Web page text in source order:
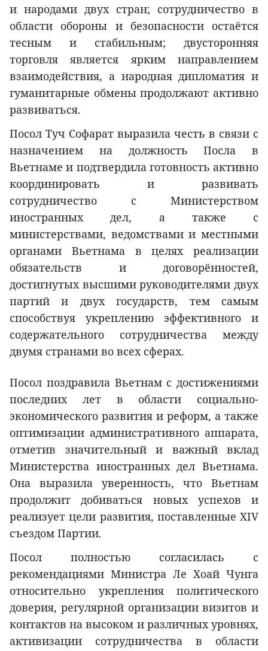
и народами двух стран; сотрудничество в
области обороны и безопасности остаётся
тесным и стабильным; двусторонняя
торговля является ярким направлением
взаимодействия, а народная дипломатия и
гуманитарные обмены продолжают активно
развиваться.
Посол Туч Софарат выразила честь в связи с
назначением на должность Посла в
Вьетнаме и подтвердила готовность активно
координировать и развивать
сотрудничество с Министерством
иностранных дел, а также с
министерствами, ведомствами и местными
органами Вьетнама в целях реализации
обязательств и договорённостей,
достигнутых высшими руководителями двух
партий и двух государств, тем самым
способствуя укреплению эффективного и
содержательного сотрудничества между
двумя странами во всех сферах.
Посол поздравила Вьетнам с достижениями
последних лет в области социально-
экономического развития и реформ, а также
оптимизации административного аппарата,
отметив значительный и важный вклад
Министерства иностранных дел Вьетнама.
Она выразила уверенность, что Вьетнам
продолжит добиваться новых успехов и
реализует цели развития, поставленные XIV
съездом Партии.
Посол полностью согласилась с
рекомендациями Министра Ле Хоай Чунга
относительно укрепления политического
доверия, регулярной организации визитов и
контактов на высоком и различных уровнях,
активизации сотрудничества в области